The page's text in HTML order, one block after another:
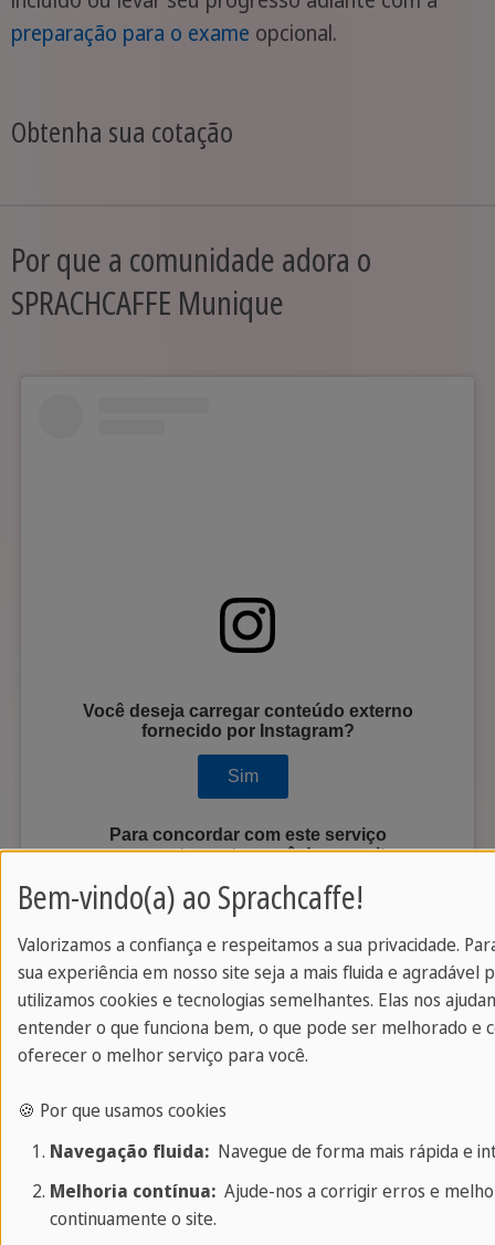
preparação para o exame opcional.
Obtenha sua cotação
Por que a comunidade adora o
SPRACHCAFFE Munique
Você deseja carregar conteúdo externo
fornecido por Instagram?
Sim
Para concordar com este serviço
permanentemente, você deve aceitar
Bem-vindo(a) ao Sprachcaffe!
Valorizamos a confiança e respeitamos a sua privacidade.
sua experiência em nosso site seja a mais fluida e agradável
utilizamos cookies e tecnologias semelhantes. Elas nos
entender o que funciona bem, o que pode ser melhorado e
oferecer o melhor serviço para você.
🍪 Por que usamos cookies
Navegação fluida:Navegue de forma mais rápida e
Melhoria contínua:Ajude-nos a corrigir erros e
continuamente o site.